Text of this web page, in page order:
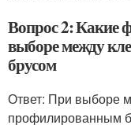
Вопрос 2: Какие
выборе между
брусом
Ответ: При выборе
профилированным